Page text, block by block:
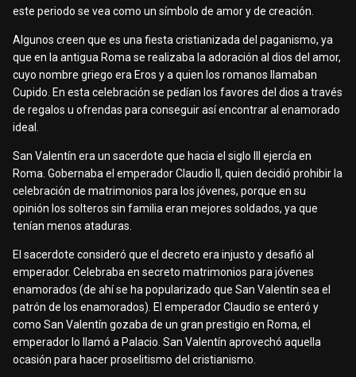
este periodo se vea como un símbolo de amor y de creación.
Algunos creen que es una fiesta cristianizada del paganismo, ya
que en la antigua Roma se realizaba la adoración al dios del amor,
cuyo nombre griego era Eros y a quien los romanos llamaban
Cupido. En esta celebración se pedían los favores del dios a través
de regalos u ofrendas para conseguir así encontrar al enamorado
ideal.
San Valentín era un sacerdote que hacia el siglo III ejercía en
Roma. Gobernaba el emperador Claudio II, quien decidió prohibir la
celebración de matrimonios para los jóvenes, porque en su
opinión los solteros sin familia eran mejores soldados, ya que
tenían menos ataduras.
El sacerdote consideró que el decreto era injusto y desafió al
emperador. Celebraba en secreto matrimonios para jóvenes
enamorados (de ahí se ha popularizado que San Valentín sea el
patrón de los enamorados). El emperador Claudio se enteró y
como San Valentín gozaba de un gran prestigio en Roma, el
emperador lo llamó a Palacio. San Valentín aprovechó aquella
ocasión para hacer proselitismo del cristianismo.